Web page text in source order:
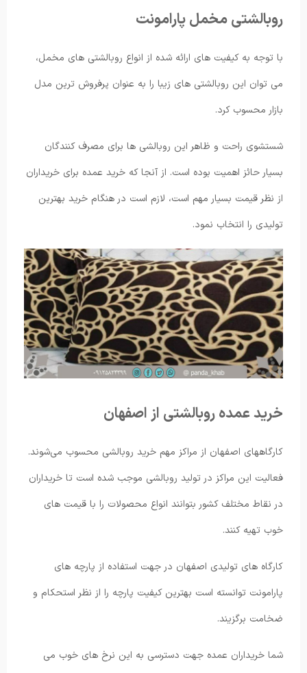
روبالشتی مخمل پارامونت
با توجه به کیفیت های ارائه شده از انواع روبالشتی های مخمل،
می توان این روبالشتی های زیبا را به عنوان پرفروش ترین مدل
بازار محسوب کرد.
شستشوی راحت و ظاهر این روبالشی ها برای مصرف کنندگان
بسیار حائز اهمیت بوده است. از آنجا که خرید عمده برای خریداران
از نظر قیمت بسیار مهم است، لازم است در هنگام خرید بهترین
تولیدی را انتخاب نمود.
خرید عمده روبالشتی از اصفهان
کارگاههای اصفهان از مراکز مهم خرید روبالشی محسوب می‌شوند.
فعالیت این مراکز در تولید روبالشی موجب شده است تا خریداران
در نقاط مختلف کشور بتوانند انواع محصولات را با قیمت های
خوب تهیه کنند.
کارگاه های تولیدی اصفهان در جهت استفاده از پارچه های
پارامونت توانسته است بهترین کیفیت پارچه را از نظر استحکام و
ضخامت برگزیند.
شما خریداران عمده جهت دسترسی به این نرخ های خوب می